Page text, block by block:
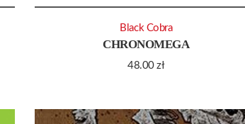
CHRONOMEGA
48.00zł
Black Cobra